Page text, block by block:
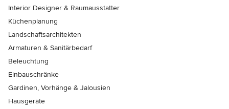
Interior Designer & Raumausstatter
Küchenplanung
Landschaftsarchitekten
Armaturen & Sanitärbedarf
Beleuchtung
Einbauschränke
Gardinen, Vorhänge & Jalousien
Hausgeräte